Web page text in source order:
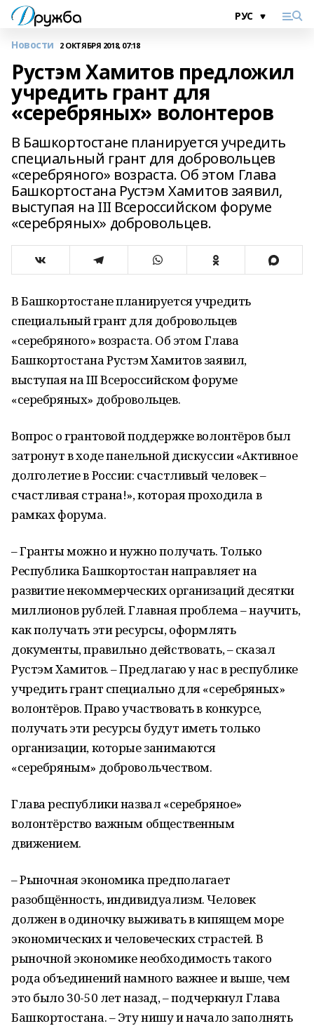
Новости 2 ОКТЯБРЯ 2018, 07:18
Рустэм Хамитов предложил
учредить грант для
«серебряных» волонтеров
В Башкортостане планируется учредить
специальный грант для добровольцев
«серебряного» возраста. Об этом Глава
Башкортостана Рустэм Хамитов заявил,
выступая на III Всероссийском форуме
«серебряных» добровольцев.
В Башкортостане планируется учредить
специальный грант для добровольцев
«серебряного» возраста. Об этом Глава
Башкортостана Рустэм Хамитов заявил,
выступая на III Всероссийском форуме
«серебряных» добровольцев.
Вопрос о грантовой поддержке волонтёров был
затронут в ходе панельной дискуссии «Активное
долголетие в России: счастливый человек –
счастливая страна!», которая проходила в
рамках форума.
– Гранты можно и нужно получать. Только
Республика Башкортостан направляет на
развитие некоммерческих организаций десятки
миллионов рублей. Главная проблема – научить,
как получать эти ресурсы, оформлять
документы, правильно действовать, – сказал
Рустэм Хамитов. – Предлагаю у нас в республике
учредить грант специально для «серебряных»
волонтёров. Право участвовать в конкурсе,
получать эти ресурсы будут иметь только
организации, которые занимаются
«серебряным» добровольчеством.
Глава республики назвал «серебряное»
волонтёрство важным общественным
движением.
– Рыночная экономика предполагает
разобщённость, индивидуализм. Человек
должен в одиночку выживать в кипящем море
экономических и человеческих страстей. В
рыночной экономике необходимость такого
рода объединений намного важнее и выше, чем
это было 30-50 лет назад, – подчеркнул Глава
Башкортостана. – Эту нишу и начало заполнять